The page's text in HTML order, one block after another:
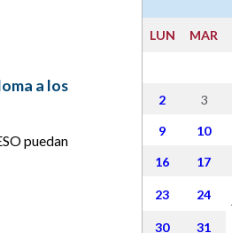
a los
puedan
LUN MAR
2 3
9 10
16 17
23 24
30 31